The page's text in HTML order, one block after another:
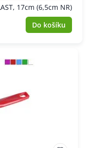
17cm (6,5cm NR)
Do košíku